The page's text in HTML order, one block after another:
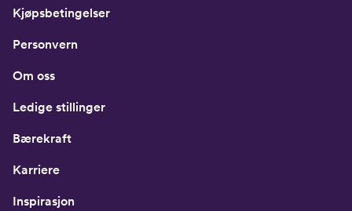
Kjøpsbetingelser
Personvern
Om oss
Ledige stillinger
Bærekraft
Karriere
Inspirasjon